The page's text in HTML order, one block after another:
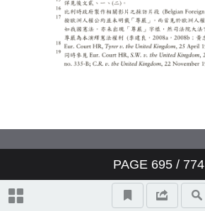
PAGE 695/ 774
裁判為借鑑
私人保險保費之前男女平等？從
得宜的監禁條件與收容人尊嚴的
尊重：歐洲人權法院相關裁判研